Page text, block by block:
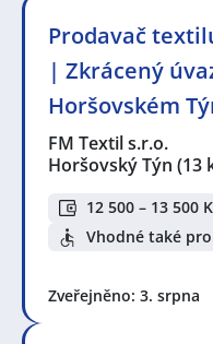
Prodavač
| Zkrácený
Horšovském
FM Textil s.r.o.
Horšovský Týn (13
12 500 – 13 500
Vhodné také
Zveřejněno: 3. srpna